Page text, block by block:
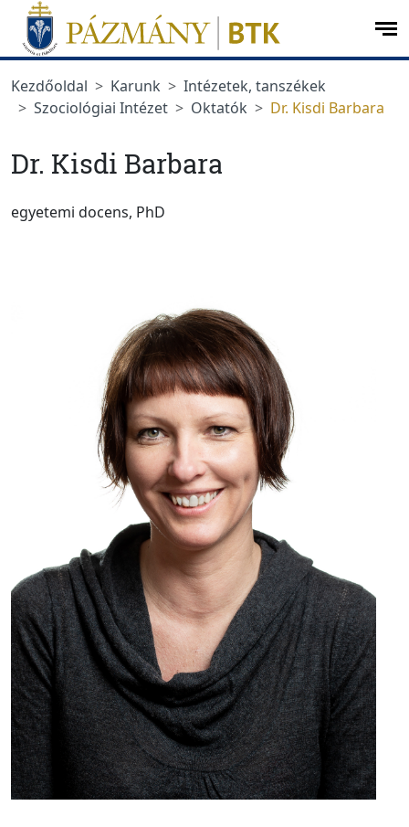
Ugrás a menüre
Ugrás a tartalomra
Kezdőoldal
Karunk
Intézetek, tanszékek
Szociológiai Intézet
Oktatók Dr. Kisdi Barbara
Dr. Kisdi Barbara
egyetemi docens, PhD